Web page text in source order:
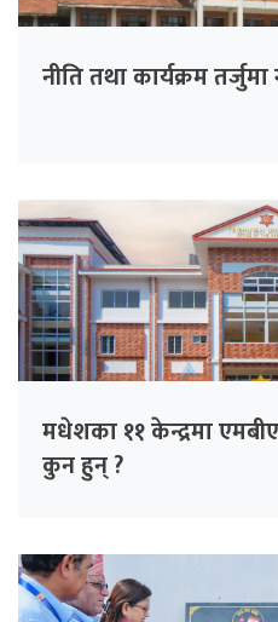
नीति तथा कार्यक्रम तर्जुमा
मधेशका ११ केन्द्रमा
कुन हुन् ?